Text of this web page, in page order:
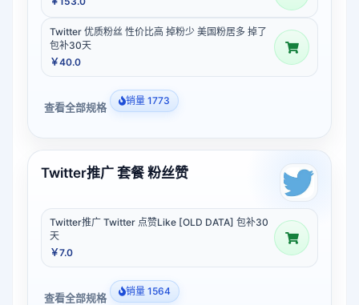
Twitter 优质粉丝 性价比高 掉粉少 美国粉居多 掉了
包补30天
￥40.0
查看全部规格 销量 1773
Twitter推广 套餐 粉丝赞
Twitter推广 Twitter 点赞Like [OLD DATA] 包补30
天
￥7.0
查看全部规格 销量 1564